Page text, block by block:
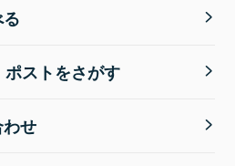
ストをさがす
せ